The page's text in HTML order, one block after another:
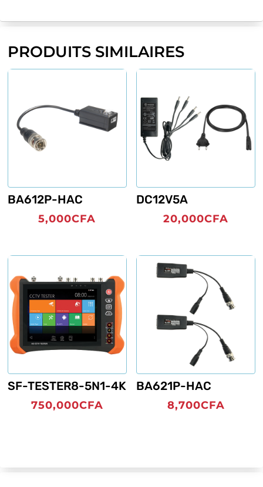
PRODUITS SIMILAIRES
BA612P-HAC
5,000CFA
DC12V5A
20,000CFA
SF-TESTER8-5N1-4K
750,000CFA
BA621P-HAC
8,700CFA